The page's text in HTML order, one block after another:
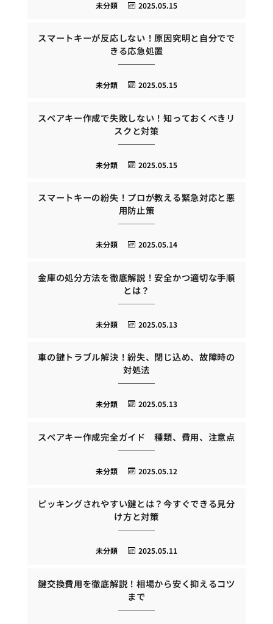
2025.05.15
未分類
スマートキーが反応しない！原因究明と自分でで
きる応急処置
2025.05.15
未分類
スペアキー作成で失敗しない！知っておくべきリ
スクと対策
2025.05.15
未分類
スマートキーの紛失！プロが教える緊急対応と悪
用防止策
2025.05.14
未分類
金庫の処分方法を徹底解説！安全かつ適切な手順
とは？
2025.05.13
未分類
車の鍵トラブル解決！紛失、閉じ込め、故障時の
対処法
2025.05.13
未分類
スペアキー作成完全ガイド 種類、費用、注意点
2025.05.12
未分類
ピッキングされやすい鍵とは？今すぐできる見分
け方と対策
2025.05.11
未分類
鍵交換費用を徹底解説！相場から安く抑えるコツ
まで